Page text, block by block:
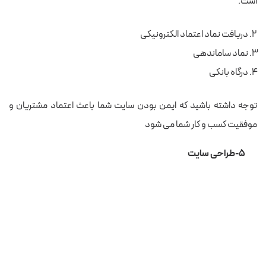
دریافت نماد اعتماد الکترونیکی
نماد ساماندهی
درگاه بانکی
توجه داشته باشید که ایمن بودن سایت شما باعث اعتماد مشتریان و
موفقیت کسب و کار شما می شود
۵-طراحی سایت